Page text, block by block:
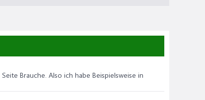
Brauche. Also ich habe Beispielsweise in